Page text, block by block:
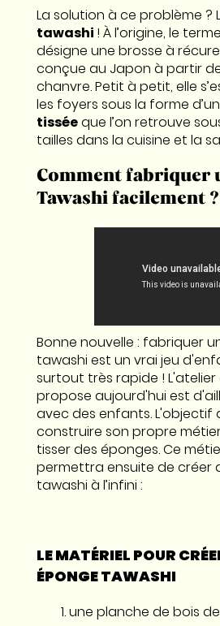
La solution à ce problème ?
tawashi ! À l’origine, le
désigne une brosse à
conçue au Japon à partir
chanvre. Petit à petit, elle
les foyers sous la forme
tisséeque l’on retrouve
tailles dans la cuisine et la
Comment fabriquer
Tawashi facilement
Bonne nouvelle : fabriquer
tawashi est un vrai jeu
surtout très rapide !
propose aujourd'hui est
avec des enfants. L'objectif
construire son propre
tisser des éponges. Ce
permettra ensuite de créer
tawashi à l’infini :
LE MATÉRIEL POUR
ÉPONGE TAWASHI
une planche de bois